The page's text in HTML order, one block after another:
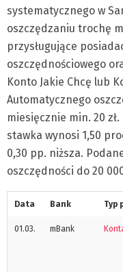
systematycznego w
oszczędzaniu trochę
przysługujące
oszczędnościowego
Konto Jakie Chcę lub
Automatycznego
miesięcznie min. 20
stawka wynosi 1,50
0,30 pp. niższa.
oszczędności do 20
Data Bank Typ
01.03. mBank